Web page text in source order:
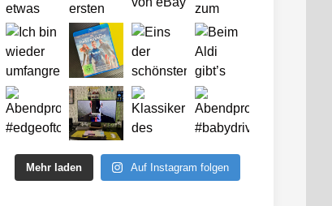
Mehr laden Auf Instagram folgen